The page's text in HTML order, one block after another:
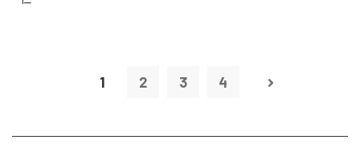
1 2 3 4